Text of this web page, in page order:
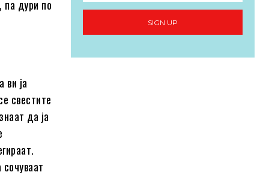
па дури по
ви ја
свестите
да ја
SIGN UP